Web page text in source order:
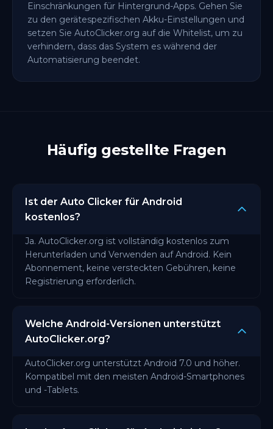
Einschränkungen für Hintergrund-Apps. Gehen Sie
zu den gerätespezifischen Akku-Einstellungen und
setzen Sie AutoClicker.org auf die Whitelist, um zu
verhindern, dass das System es während der
Automatisierung beendet.
Häufig gestellte Fragen
Ist der Auto Clicker für Android
kostenlos?
Ja. AutoClicker.org ist vollständig kostenlos zum
Herunterladen und Verwenden auf Android. Kein
Abonnement, keine versteckten Gebühren, keine
Registrierung erforderlich.
Welche Android-Versionen unterstützt
AutoClicker.org?
AutoClicker.org unterstützt Android 7.0 und höher.
Kompatibel mit den meisten Android-Smartphones
und -Tablets.